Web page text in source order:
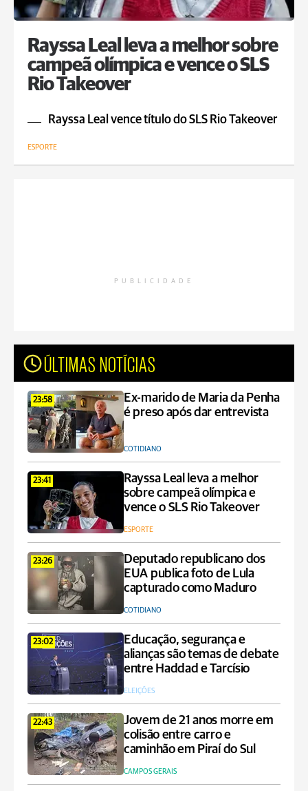
Rayssa Leal leva a melhor sobre
campeã olímpica e vence o SLS
Rio Takeover
Rayssa Leal vence título do SLS Rio Takeover
ESPORTE
PUBLICIDADE
ÚLTIMAS NOTÍCIAS
23:58
Ex-marido de Maria da Penha
é preso após dar entrevista
COTIDIANO
23:41
Rayssa Leal leva a melhor
sobre campeã olímpica e
vence o SLS Rio Takeover
ESPORTE
23:26
Deputado republicano dos
EUA publica foto de Lula
capturado como Maduro
COTIDIANO
23:02
Educação, segurança e
alianças são temas de debate
entre Haddad e Tarcísio
ELEIÇÕES
22:43
Jovem de 21 anos morre em
colisão entre carro e
caminhão em Piraí do Sul
CAMPOS GERAIS